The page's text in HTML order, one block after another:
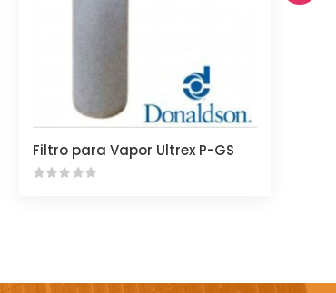
Filtro para Vapor Ultrex P-GS